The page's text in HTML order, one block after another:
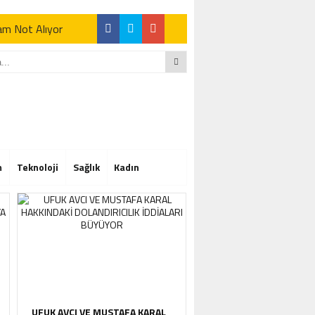
Not Alıyor
Not Alıyor
Teknoloji Sağlık Kadın
UFUK AVCI VE MUSTAFA KARAL